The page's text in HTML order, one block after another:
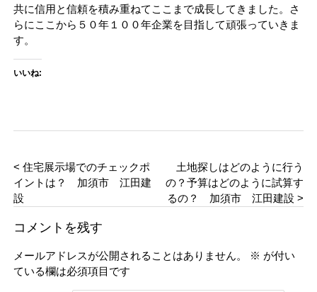
共に信用と信頼を積み重ねてここまで成長してきました。さ
らにここから５０年１００年企業を目指して頑張っていきま
す。
いいね:
< 住宅展示場でのチェックポ
イントは？ 加須市 江田建
設
土地探しはどのように行う
の？予算はどのように試算す
るの？ 加須市 江田建設 >
コメントを残す
メールアドレスが公開されることはありません。 ※ が付い
ている欄は必須項目です